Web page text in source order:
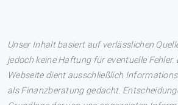
Unser Inhalt basiert auf verlässlichen
jedoch keine Haftung für eventuelle Fehler.
Webseite dient ausschließlich
als Finanzberatung gedacht.